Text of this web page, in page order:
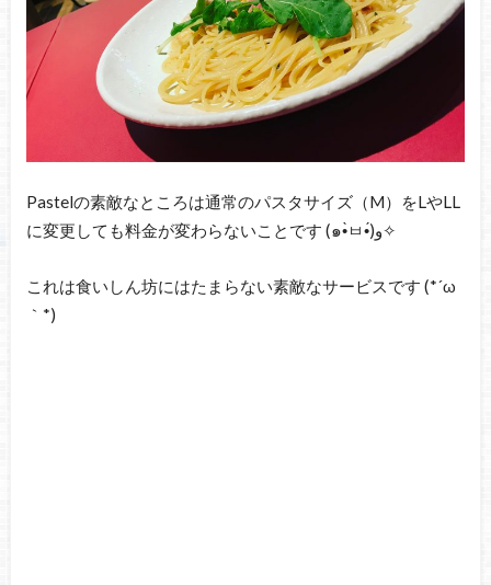
Pastelの素敵なところは通常のパスタサイズ（M）をLやLL
に変更しても料金が変わらないことです (๑•̀ㅂ•́)و✧
これは食いしん坊にはたまらない素敵なサービスです (*´ω
｀*)